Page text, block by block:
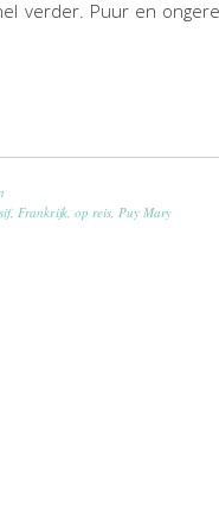
verder. Puur en
, Frankrijk, op reis, Puy Mary